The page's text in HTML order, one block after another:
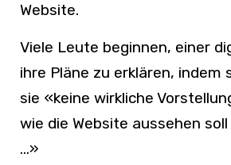
Website.
Viele Leute beginnen, einer
ihre Pläne zu erklären, indem
sie «keine wirkliche
wie die Website aussehen
…»